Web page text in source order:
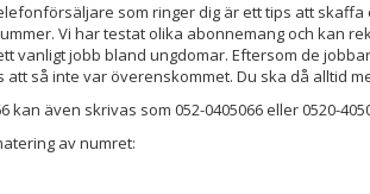
som ringer dig är ett tips att skaffa
Vi har testat olika abonnemang och kan
vanligt jobb bland ungdomar. Eftersom de
att så inte var överenskommet. Du ska då alltid
kan även skrivas som 052-0405066 eller 0520-
av numret: